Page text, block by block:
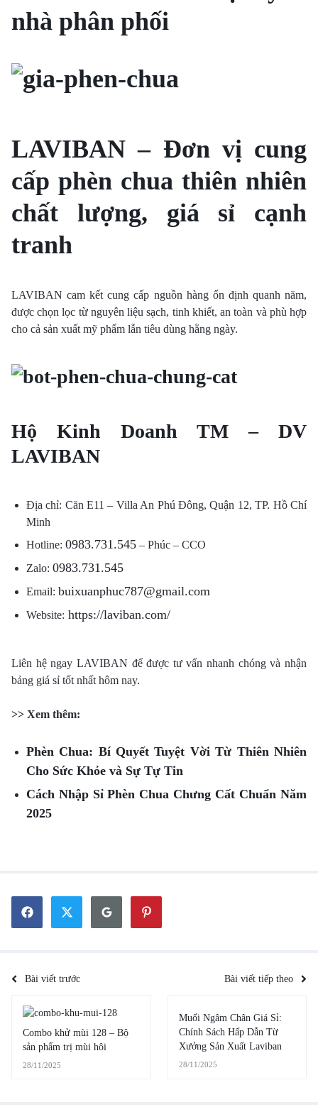
nhà phân phối
LAVIBAN – Đơn vị cung
cấp phèn chua thiên nhiên
chất lượng, giá sỉ cạnh
tranh
LAVIBAN cam kết cung cấp nguồn hàng ổn định quanh năm,
được chọn lọc từ nguyên liệu sạch, tinh khiết, an toàn và phù hợp
cho cả sản xuất mỹ phẩm lẫn tiêu dùng hằng ngày.
Hộ Kinh Doanh TM – DV
LAVIBAN
Địa chỉ: Căn E11 – Villa An Phú Đông, Quận 12, TP. Hồ Chí
Minh
Hotline: 0983.731.545– Phúc – CCO
Zalo: 0983.731.545
Email: buixuanphuc787@gmail.com
Website: https://laviban.com/
Liên hệ ngay LAVIBAN để được tư vấn nhanh chóng và nhận
bảng giá sỉ tốt nhất hôm nay.
>> Xem thêm:
Phèn Chua: Bí Quyết Tuyệt Vời Từ Thiên Nhiên
Cho Sức Khỏe và Sự Tự Tin
Cách Nhập Sỉ Phèn Chua Chưng Cất Chuẩn Năm
2025
Bài viết trước Bài viết tiếp theo
Combo khử mùi 128 – Bộ
sản phẩm trị mùi hôi
28/11/2025
Muối Ngâm Chân Giá Sỉ:
Chính Sách Hấp Dẫn Từ
Xưởng Sản Xuất Laviban
28/11/2025